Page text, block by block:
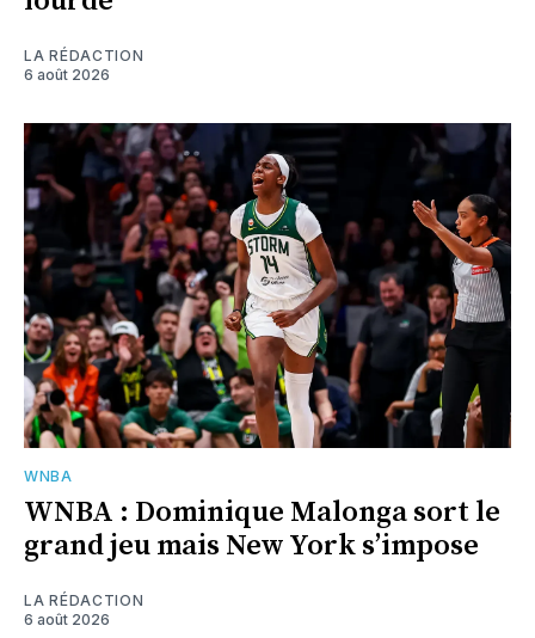
LA RÉDACTION
6 août 2026
WNBA
WNBA : Dominique Malonga sort le
grand jeu mais New York s’impose
LA RÉDACTION
6 août 2026